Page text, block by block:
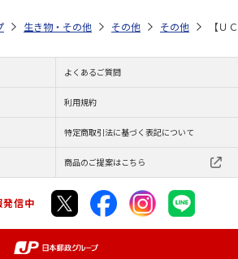
生き物・その他 その他 その他 【Ｕ
よくあるご質問
利用規約
特定商取引法に基づく表記について
商品のご提案はこちら
信中